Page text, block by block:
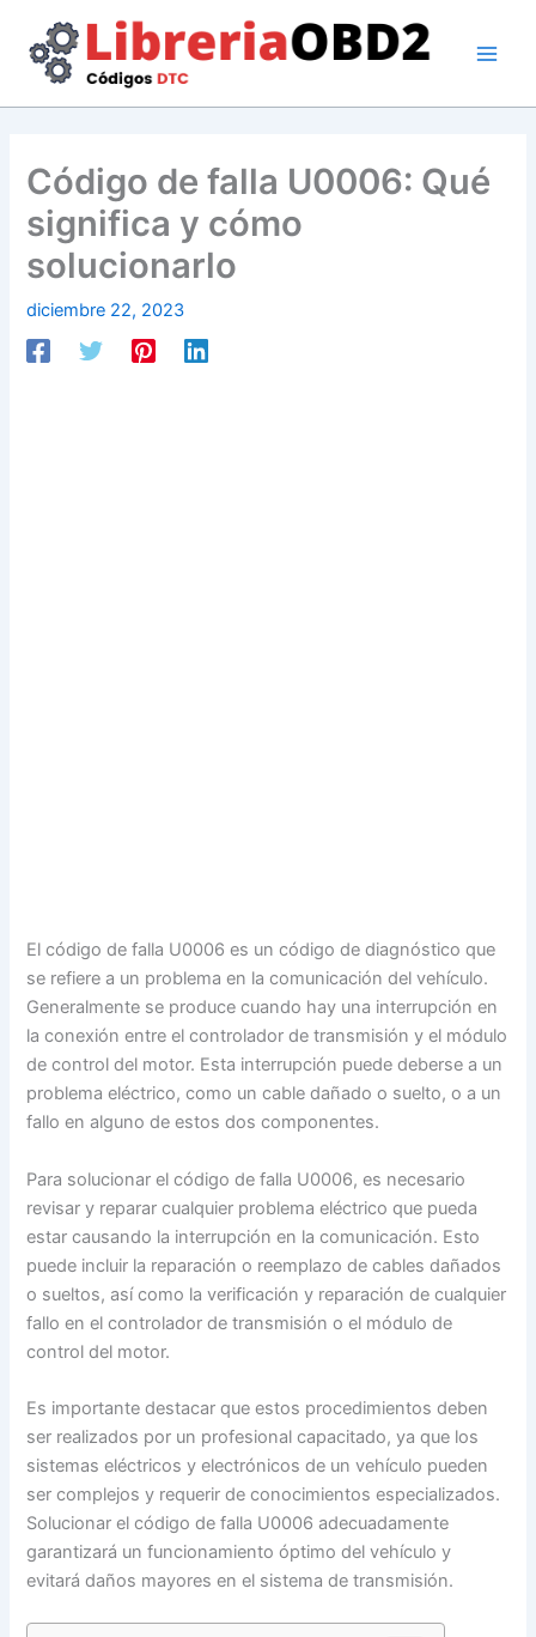
contenido
Código de falla U0006: Qué
significa y cómo
solucionarlo
diciembre 22, 2023
El código de falla U0006 es un código de diagnóstico que
se refiere a un problema en la comunicación del vehículo.
Generalmente se produce cuando hay una interrupción en
la conexión entre el controlador de transmisión y el módulo
de control del motor. Esta interrupción puede deberse a un
problema eléctrico, como un cable dañado o suelto, o a un
fallo en alguno de estos dos componentes.
Para solucionar el código de falla U0006, es necesario
revisar y reparar cualquier problema eléctrico que pueda
estar causando la interrupción en la comunicación. Esto
puede incluir la reparación o reemplazo de cables dañados
o sueltos, así como la verificación y reparación de cualquier
fallo en el controlador de transmisión o el módulo de
control del motor.
Es importante destacar que estos procedimientos deben
ser realizados por un profesional capacitado, ya que los
sistemas eléctricos y electrónicos de un vehículo pueden
ser complejos y requerir de conocimientos especializados.
Solucionar el código de falla U0006 adecuadamente
garantizará un funcionamiento óptimo del vehículo y
evitará daños mayores en el sistema de transmisión.